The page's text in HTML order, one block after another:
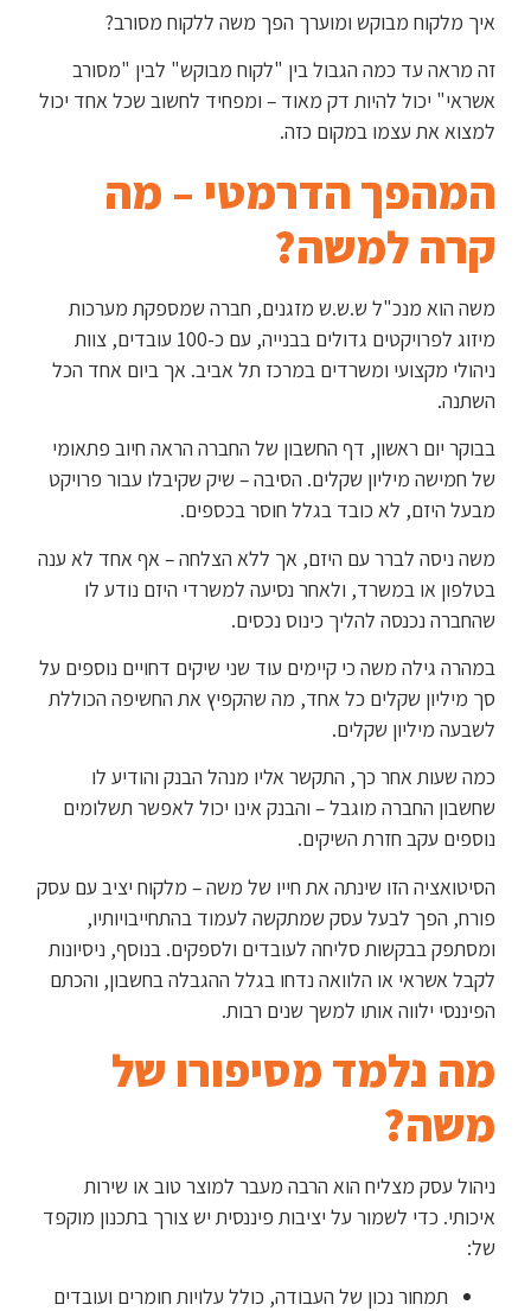
איך מלקוח מבוקש ומוערך הפך משה ללקוח מסורב?
זה מראה עד כמה הגבול בין "לקוח מבוקש" לבין "מסורב
אשראי" יכול להיות דק מאוד – ומפחיד לחשוב שכל אחד יכול
למצוא את עצמו במקום כזה.
המהפך הדרמטי – מה
קרה למשה?
משה הוא מנכ"ל ש.ש.ש מזגנים, חברה שמספקת מערכות
מיזוג לפרויקטים גדולים בבנייה, עם כ-100 עובדים, צוות
ניהולי מקצועי ומשרדים במרכז תל אביב. אך ביום אחד הכל
השתנה.
בבוקר יום ראשון, דף החשבון של החברה הראה חיוב פתאומי
של חמישה מיליון שקלים. הסיבה – שיק שקיבלו עבור פרויקט
מבעל היזם, לא כובד בגלל חוסר בכספים.
משה ניסה לברר עם היזם, אך ללא הצלחה – אף אחד לא ענה
בטלפון או במשרד, ולאחר נסיעה למשרדי היזם נודע לו
שהחברה נכנסה להליך כינוס נכסים.
במהרה גילה משה כי קיימים עוד שני שיקים דחויים נוספים על
סך מיליון שקלים כל אחד, מה שהקפיץ את החשיפה הכוללת
לשבעה מיליון שקלים.
כמה שעות אחר כך, התקשר אליו מנהל הבנק והודיע לו
שחשבון החברה מוגבל – והבנק אינו יכול לאפשר תשלומים
נוספים עקב חזרת השיקים.
הסיטואציה הזו שינתה את חייו של משה – מלקוח יציב עם עסק
פורח, הפך לבעל עסק שמתקשה לעמוד בהתחייבויותיו,
ומסתפק בבקשות סליחה לעובדים ולספקים. בנוסף, ניסיונות
לקבל אשראי או הלוואה נדחו בגלל ההגבלה בחשבון, והכתם
הפיננסי ילווה אותו למשך שנים רבות.
מה נלמד מסיפורו של
משה?
ניהול עסק מצליח הוא הרבה מעבר למוצר טוב או שירות
איכותי. כדי לשמור על יציבות פיננסית יש צורך בתכנון מוקפד
של:
תמחור נכון של העבודה, כולל עלויות חומרים ועובדים